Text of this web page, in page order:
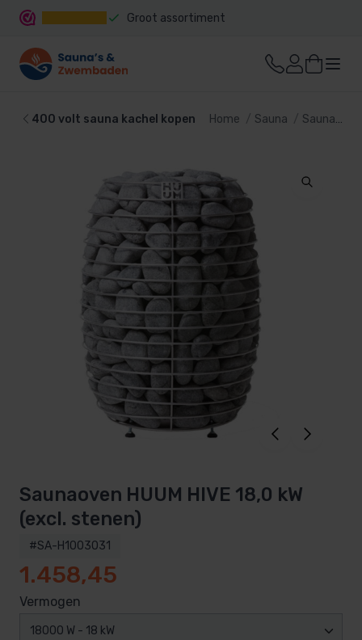
Groot assortiment
400 volt sauna kachel kopen Home Sauna Sauna kachel
Saunaoven HUUM HIVE 18,0 kW
(excl. stenen)
#SA-H1003031
1.458,45
Vermogen
18000 W - 18 kW